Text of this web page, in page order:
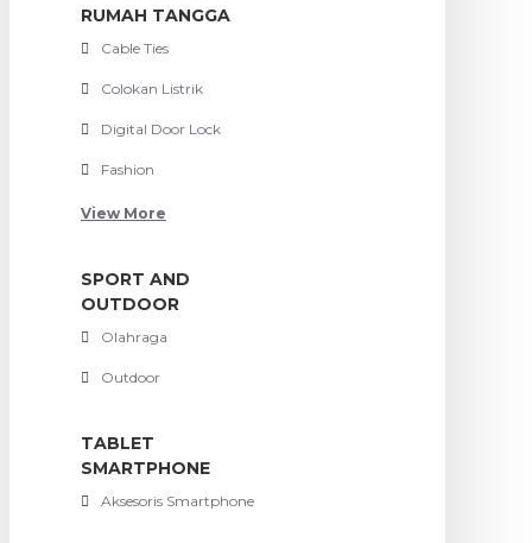
RUMAH TANGGA
Cable Ties
Colokan Listrik
Digital Door Lock
Fashion
View More
SPORT AND
OUTDOOR
Olahraga
Outdoor
TABLET
SMARTPHONE
Aksesoris Smartphone